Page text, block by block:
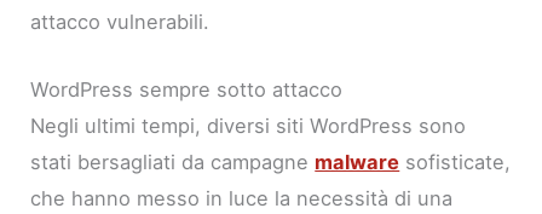
attacco vulnerabili.
WordPress sempre sotto attacco
Negli ultimi tempi, diversi siti WordPress sono
stati bersagliati da campagne malware sofisticate,
che hanno messo in luce la necessità di una